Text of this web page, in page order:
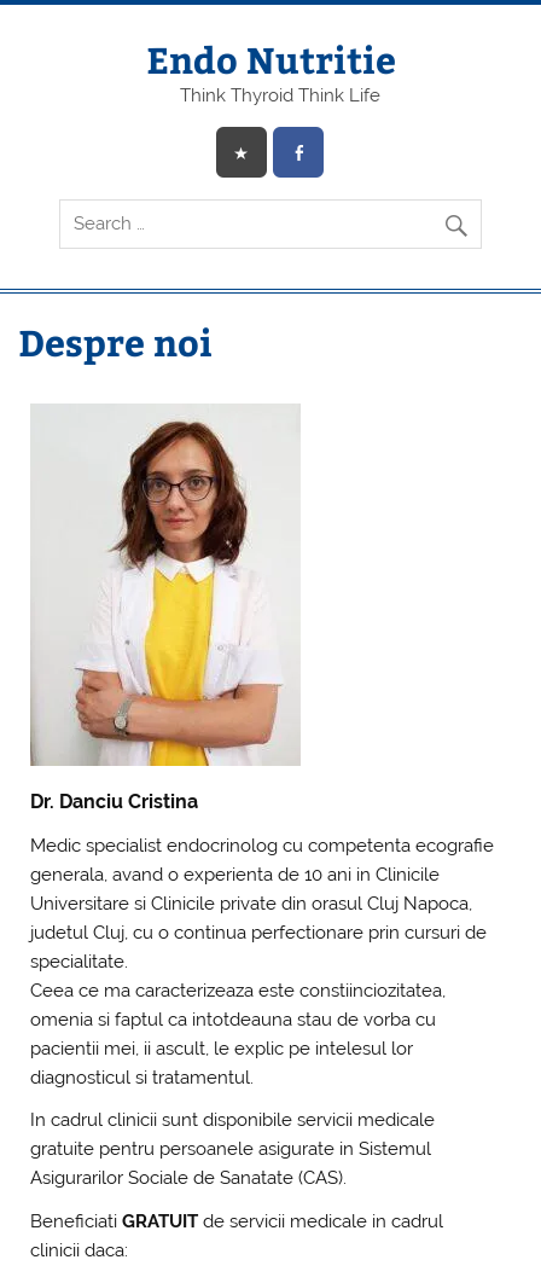
Endo Nutritie
Think Thyroid Think Life
Despre noi
Dr. Danciu Cristina
Medic specialist endocrinolog cu competenta ecografie
generala, avand o experienta de 10 ani in Clinicile
Universitare si Clinicile private din orasul Cluj Napoca,
judetul Cluj, cu o continua perfectionare prin cursuri de
specialitate.
Ceea ce ma caracterizeaza este constiinciozitatea,
omenia si faptul ca intotdeauna stau de vorba cu
pacientii mei, ii ascult, le explic pe intelesul lor
diagnosticul si tratamentul.
In cadrul clinicii sunt disponibile servicii medicale
gratuite pentru persoanele asigurate in Sistemul
Asigurarilor Sociale de Sanatate (CAS).
BeneficiatiGRATUIT de servicii medicale in cadrul
clinicii daca: